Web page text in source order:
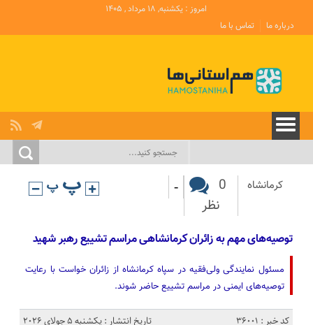
امروز : یکشنبه, ۱۸ مرداد , ۱۴۰۵
درباره ما
تماس با ما
کرمانشاه
0
نظر
-
توصیه‌های مهم به زائران کرمانشاهی مراسم تشییع رهبر شهید
مسئول نمایندگی ولی‌فقیه در سپاه کرمانشاه از زائران خواست با رعایت
توصیه‌های ایمنی در مراسم تشییع حاضر شوند.
کد خبر : 36001
تاریخ انتشار : یکشنبه 5 جولای 2026